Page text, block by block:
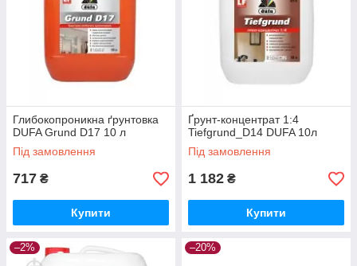
Глибокопроникна ґрунтовка
DUFA Grund D17 10 л
Під замовлення
717 ₴
Купити
Ґрунт-концентрат 1:4
Tiefgrund_D14 DUFA 10л
Під замовлення
1 182 ₴
Купити
–2% –20%